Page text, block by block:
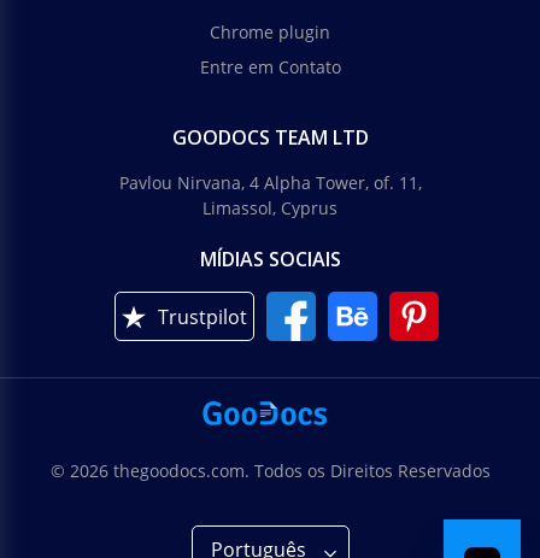
Chrome plugin
Entre em Contato
GOODOCS TEAM LTD
Pavlou Nirvana, 4 Alpha Tower, of. 11,
Limassol, Cyprus
MÍDIAS SOCIAIS
Trustpilot
© 2026 thegoodocs.com. Todos os Direitos Reservados
Português